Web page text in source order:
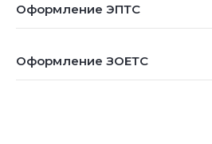
Оформление ЭПТС
Оформление ЗОЕТС